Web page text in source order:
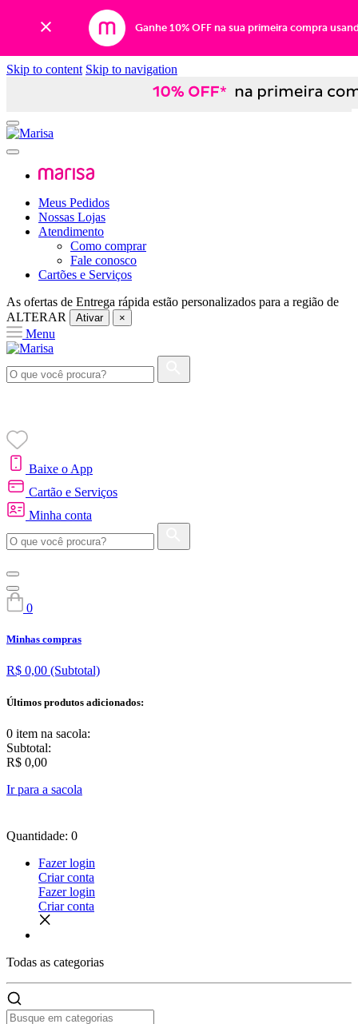
Ganhe 10% OFF na sua primeira compra
Skip to content Skip to navigation
Meus Pedidos
Nossas Lojas
Atendimento
Como comprar
Fale conosco
Cartões e Serviços
As ofertas de Entrega rápida estão personalizados para a região de
ALTERAR
Ativar ×
Menu
Baixe o App
Cartão e Serviços
Minha conta
0
Minhas compras
R$ 0,00 (Subtotal)
Últimos produtos adicionados:
0 item na sacola:
Subtotal:
R$ 0,00
Ir para a sacola
Quantidade: 0
Fazer login
Criar conta
Fazer login
Criar conta
Todas as categorias